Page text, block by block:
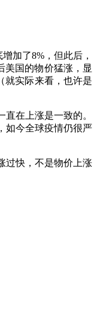
加了8%，但此后，
美国的物价猛涨，显
就实际来看，也许是
在上涨是一致的。
如今全球疫情仍很严
过快，不是物价上涨